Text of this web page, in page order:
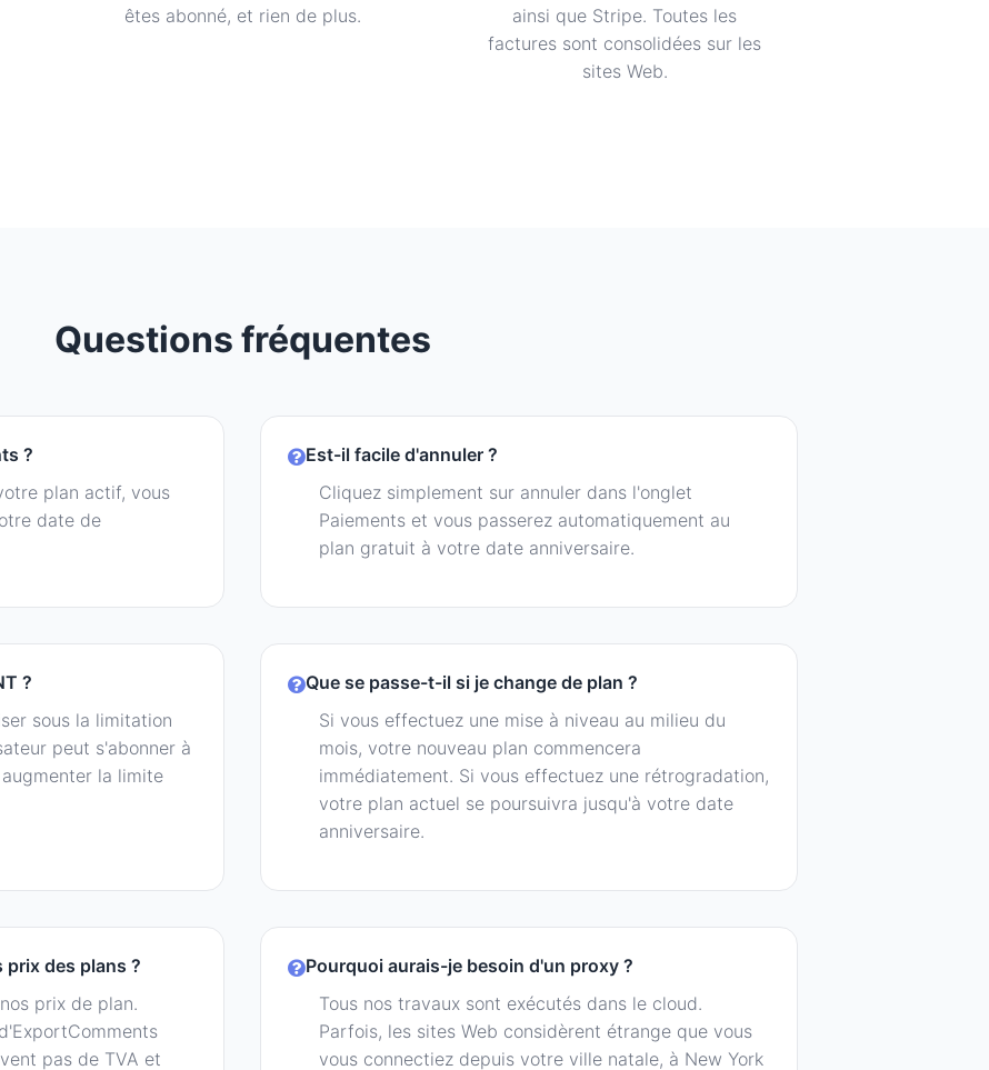
êtes abonné, et rien de plus.
ainsi que Stripe. Toutes les
factures sont consolidées sur les
sites Web.
Questions fréquentes
?
plan actif, vous
date de
Est-il facile d'annuler ?
Cliquez simplement sur annuler dans l'onglet
Paiements et vous passerez automatiquement au
plan gratuit à votre date anniversaire.
?
sous la limitation
peut s'abonner à
la limite
Que se passe-t-il si je change de plan ?
Si vous effectuez une mise à niveau au milieu du
mois, votre nouveau plan commencera
immédiatement. Si vous effectuez une rétrogradation,
votre plan actuel se poursuivra jusqu'à votre date
anniversaire.
prix des plans ?
prix de plan.
pas de TVA et
Pourquoi aurais-je besoin d'un proxy ?
Tous nos travaux sont exécutés dans le cloud.
Parfois, les sites Web considèrent étrange que vous
vous connectiez depuis votre ville natale, à New York